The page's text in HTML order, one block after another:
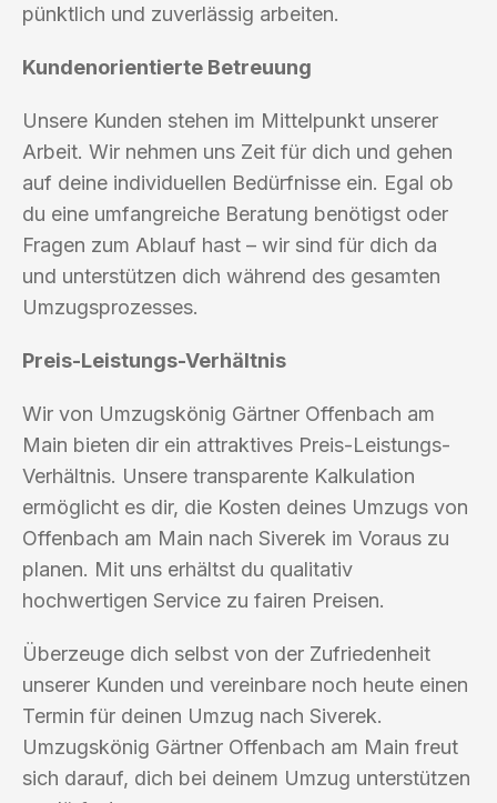
pünktlich und zuverlässig arbeiten.
Kundenorientierte Betreuung
Unsere Kunden stehen im Mittelpunkt unserer
Arbeit. Wir nehmen uns Zeit für dich und gehen
auf deine individuellen Bedürfnisse ein. Egal ob
du eine umfangreiche Beratung benötigst oder
Fragen zum Ablauf hast – wir sind für dich da
und unterstützen dich während des gesamten
Umzugsprozesses.
Preis-Leistungs-Verhältnis
Wir von Umzugskönig Gärtner Offenbach am
Main bieten dir ein attraktives Preis-Leistungs-
Verhältnis. Unsere transparente Kalkulation
ermöglicht es dir, die Kosten deines Umzugs von
Offenbach am Main nach Siverek im Voraus zu
planen. Mit uns erhältst du qualitativ
hochwertigen Service zu fairen Preisen.
Überzeuge dich selbst von der Zufriedenheit
unserer Kunden und vereinbare noch heute einen
Termin für deinen Umzug nach Siverek.
Umzugskönig Gärtner Offenbach am Main freut
sich darauf, dich bei deinem Umzug unterstützen